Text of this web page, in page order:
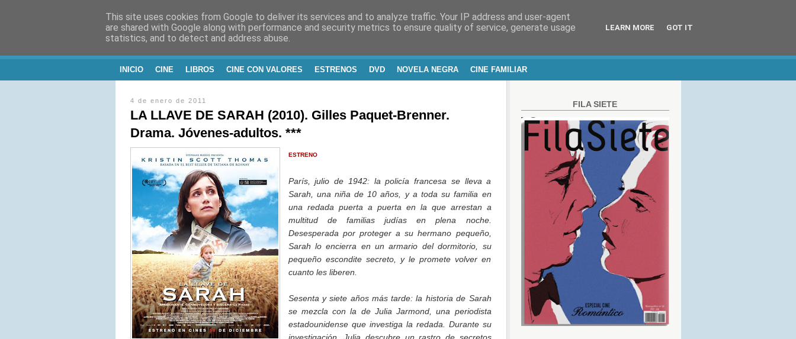
CINE, LITERATURA Y VIDA
Blog de Cine y Libros
INICIO CINE LIBROS CINE CON VALORES ESTRENOS DVD NOVELA NEGRA CINE FAMILIAR
4 de enero de 2011
LA LLAVE DE SARAH (2010). Gilles Paquet-Brenner.
Drama. Jóvenes-adultos. ***
ESTRENO
París, julio de 1942: la policía francesa se lleva a
Sarah, una niña de 10 años, y a toda su familia en
una redada puerta a puerta en la que arrestan a
multitud de familias judías en plena noche.
Desesperada por proteger a su hermano pequeño,
Sarah lo encierra en un armario del dormitorio, su
pequeño escondite secreto, y le promete volver en
cuanto les liberen.
Sesenta y siete años más tarde: la historia de Sarah
se mezcla con la de Julia Jarmond, una periodista
estadounidense que investiga la redada. Durante su
investigación, Julia descubre un rastro de secretos
FILA SIETE
This site uses cookies from Google to deliver its services and to analyze traffic. Your IP address and user-agent
are shared with Google along with performance and security metrics to ensure quality of service, generate usage
statistics, and to detect and address abuse.
LEARN MORE GOT IT